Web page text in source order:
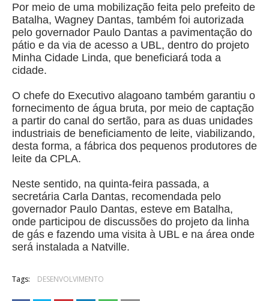
Por meio de uma mobilização feita pelo prefeito de
Batalha, Wagney Dantas, também foi autorizada
pelo governador Paulo Dantas a pavimentação do
pátio e da via de acesso a UBL, dentro do projeto
Minha Cidade Linda, que beneficiará toda a
cidade.
O chefe do Executivo alagoano também garantiu o
fornecimento de água bruta, por meio de captação
a partir do canal do sertão, para as duas unidades
industriais de beneficiamento de leite, viabilizando,
desta forma, a fábrica dos pequenos produtores de
leite da CPLA.
Neste sentido, na quinta-feira passada, a
secretária Carla Dantas, recomendada pelo
governador Paulo Dantas, esteve em Batalha,
onde participou de discussões do projeto da linha
de gás e fazendo uma visita à UBL e na área onde
será instalada a Natville.
Tags: DESENVOLVIMENTO